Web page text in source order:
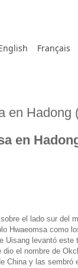
Français
en Hadong
en
el lado sur del
Hwaeomsa como
Uisang levantó
el nombre de
China y las sembró